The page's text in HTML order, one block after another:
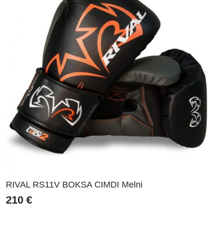
RIVAL RS11V BOKSA CIMDI Melni
210 €